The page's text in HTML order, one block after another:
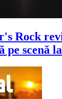
Rock
scenă